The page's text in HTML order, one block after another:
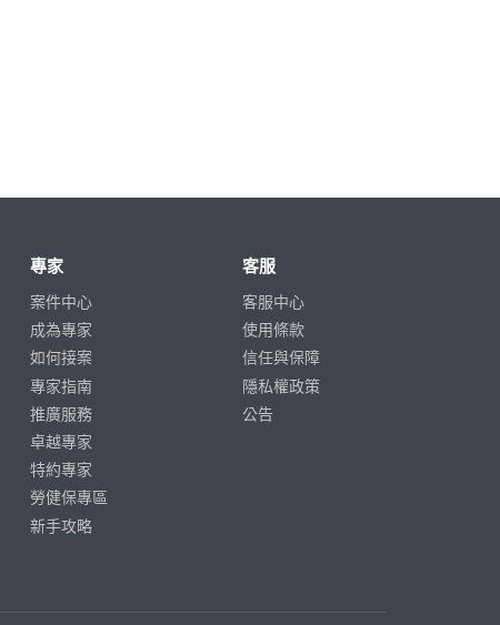
專家
案件中心
成為專家
如何接案
專家指南
推廣服務
卓越專家
特約專家
勞健保專區
新手攻略
客服
客服中心
使用條款
信任與保障
隱私權政策
公告